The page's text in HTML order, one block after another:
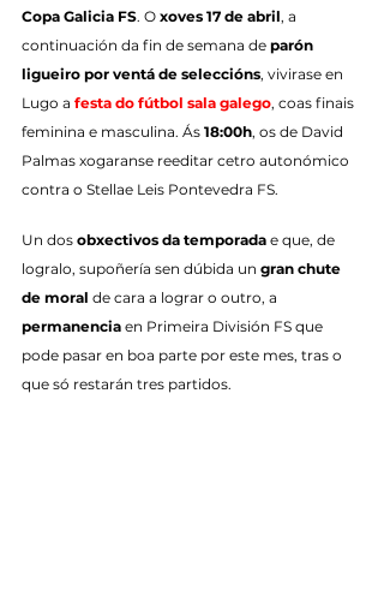
Copa Galicia FS. O xoves 17 de abril, a
continuación da fin de semana de parón
ligueiro por ventá de seleccións, vivirase en
Lugo a festa do fútbol sala galego, coas finais
feminina e masculina. Ás 18:00h, os de David
Palmas xogaranse reeditar cetro autonómico
contra o Stellae Leis Pontevedra FS.
Un dos obxectivos da temporada e que, de
logralo, supoñería sen dúbida un gran chute
de moral de cara a lograr o outro, a
permanencia en Primeira División FS que
pode pasar en boa parte por este mes, tras o
que só restarán tres partidos.